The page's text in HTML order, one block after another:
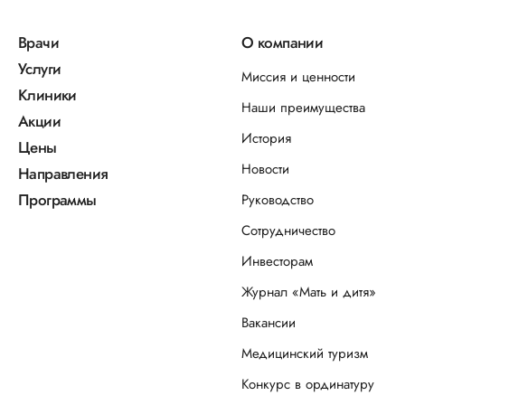
Врачи
Услуги
Клиники
Акции
Цены
Направления
Программы
О компании
Миссия и ценности
Наши преимущества
История
Новости
Руководство
Сотрудничество
Инвесторам
Журнал «Мать и дитя»
Вакансии
Медицинский туризм
Конкурс в ординатуру